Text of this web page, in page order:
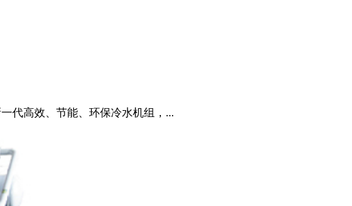
代高效、节能、环保冷水机组，...